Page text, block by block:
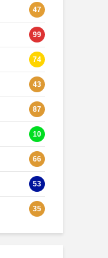
47
99
74
43
87
10
66
53
35